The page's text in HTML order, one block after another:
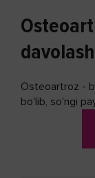
Osteoartroz -
bo'lib, so'ngi